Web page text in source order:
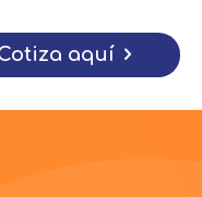
aquí